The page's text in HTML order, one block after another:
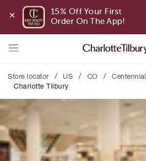
15% Off Your First
Order On The App!
Store locator / US / CO / Centennial
Charlotte Tilbury